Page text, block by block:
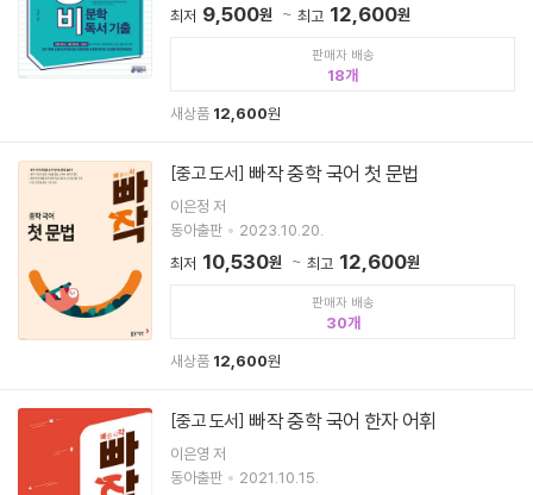
최저 9,500원 최고 12,600원
판매자 배송
18
새상품 12,600원
[중고 도서] 빠작 중학 국어 첫 문법
이은정 저
동아출판
2023.10.20.
최저 10,530원 최고 12,600원
판매자 배송
30
새상품 12,600원
[중고 도서] 빠작 중학 국어 한자 어휘
이은영 저
동아출판
2021.10.15.